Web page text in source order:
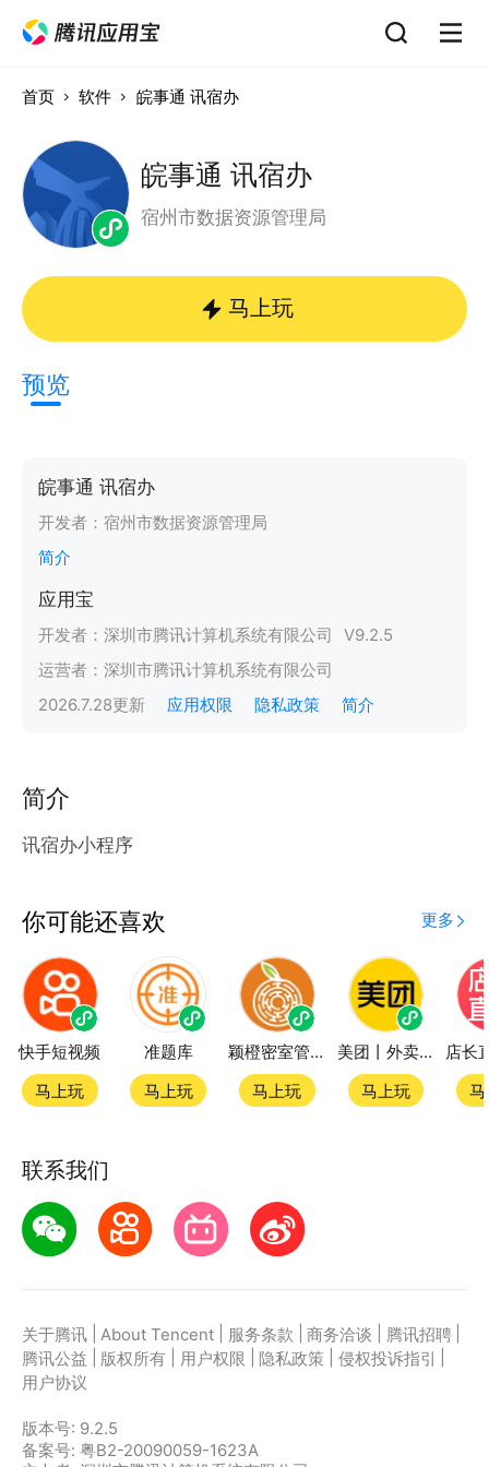
首页 软件 皖事通 讯宿办
皖事通 讯宿办
宿州市数据资源管理局
马上玩
预览
皖事通 讯宿办
开发者： 宿州市数据资源管理局
简介
应用宝
开发者： 深圳市腾讯计算机系统有限公司 V9.2.5
运营者： 深圳市腾讯计算机系统有限公司
2026.7.28更新 应用权限 隐私政策 简介
简介
讯宿办小程序
你可能还喜欢 更多
快手短视频
马上玩
准题库
马上玩
颖橙密室管家SmartOrange
马上玩
美团丨外卖团购特价美食酒店电影
马上玩
联系我们
关于腾讯 About Tencent 服务条款 商务洽谈 腾讯招聘
腾讯公益
版权所有 用户权限 隐私政策 侵权投诉指引
用户协议
版本号: 9.2.5
备案号: 粤B2-20090059-1623A